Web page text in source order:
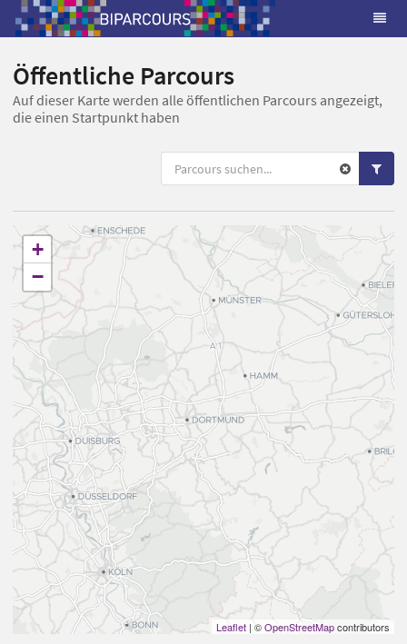
Öffentliche Parcours
Auf dieser Karte werden alle öffentlichen Parcours angezeigt,
die einen Startpunkt haben
+
−
Leaflet | ©OpenStreetMapcontributors